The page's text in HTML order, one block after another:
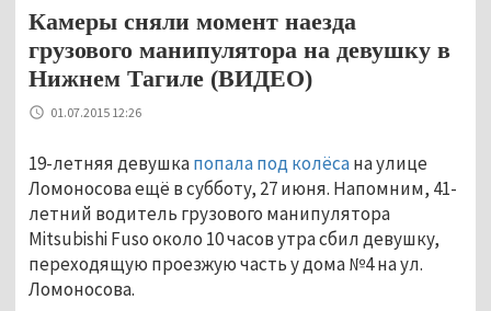
Камеры сняли момент наезда
грузового манипулятора на девушку в
Нижнем Тагиле (ВИДЕО)
01.07.2015 12:26
19-летняя девушкапопала под колёсана улице
Ломоносова ещё в субботу, 27 июня. Напомним, 41-
летний водитель грузового манипулятора
Mitsubishi Fuso около 10 часов утра сбил девушку,
переходящую проезжую часть у дома №4 на ул.
Ломоносова.